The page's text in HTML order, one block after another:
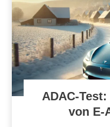
ADAC-
von E-